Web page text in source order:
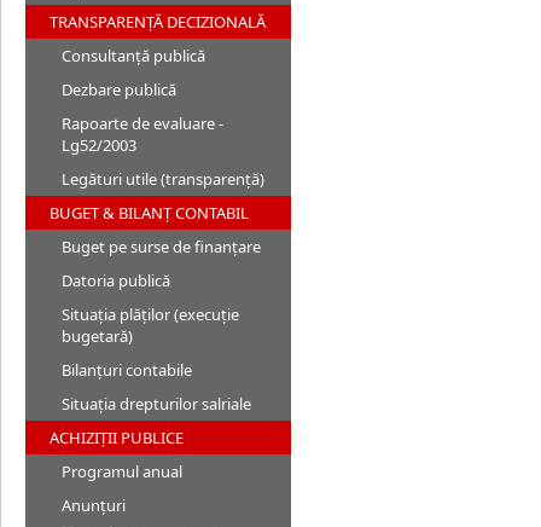
TRANSPARENȚĂ DECIZIONALĂ
Consultanță publică
Dezbare publică
Rapoarte de evaluare -
Lg52/2003
Legături utile (transparență)
BUGET & BILANȚ CONTABIL
Buget pe surse de finanțare
Datoria publică
Situația plăților (execuție
bugetară)
Bilanțuri contabile
Situația drepturilor salriale
ACHIZIȚII PUBLICE
Programul anual
Anunțuri